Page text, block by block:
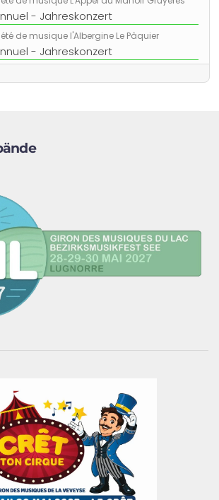
- Jahreskonzert
de musique l'Albergine Le Pâquier
- Jahreskonzert